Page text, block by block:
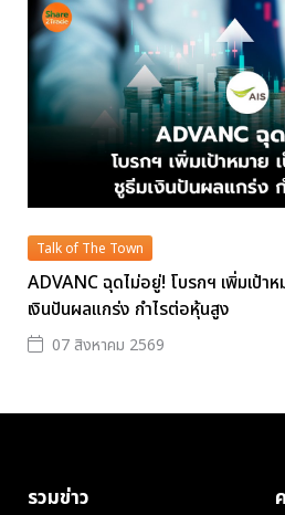
Talk of The Town
ADVANC ฉุดไม่อยู่! โบรกฯ เพิ่มเป้า
เงินปันผลแกร่ง กำไรต่อหุ้นสูง
07 สิงหาคม 2569
รวมข่าว